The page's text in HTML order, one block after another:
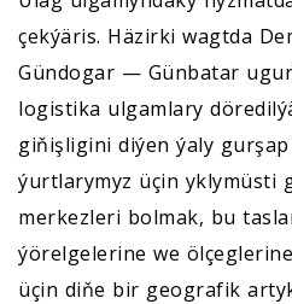
çekýäris. Häzirki wagtda
Gündogar — Günbatar
logistika ulgamlary
giňişligini diýen ýaly
ýurtlarymyz üçin yklymüsti
merkezleri bolmak, bu
ýörelgelerine we
üçin diňe bir geografik